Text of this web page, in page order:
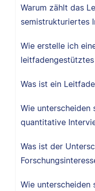
Warum zählt das
semistrukturiertes
Wie erstelle ich
Was ist ein
Wie unterscheiden
quantitative
Was ist der
Wie unterscheiden